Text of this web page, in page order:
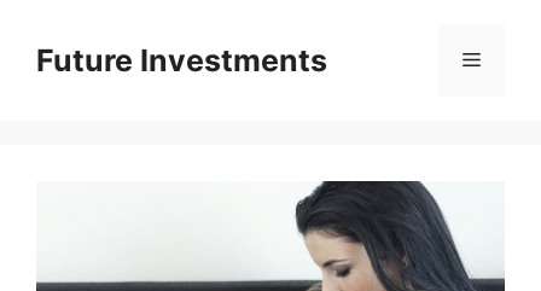
вмістуFuture Investments Меню